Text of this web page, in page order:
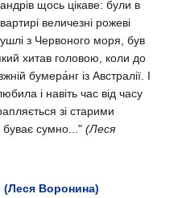
щось цікаве: були в
величезні рожеві
з Червоного моря, був
хитав головою, коли до
бумера́нг із Австралії. І
і навіть час від часу
зі старими
сумно..." (Леся
(Леся Воронина)